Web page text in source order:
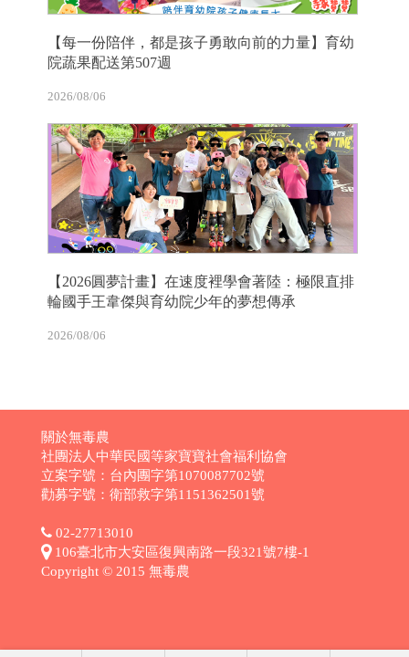
【每一份陪伴，都是孩子勇敢向前的力量】育幼
院蔬果配送第507週
2026/08/06
【2026圓夢計畫】在速度裡學會著陸：極限直排
輪國手王韋傑與育幼院少年的夢想傳承
2026/08/06
關於無毒農
社團法人中華民國等家寶寶社會福利協會
立案字號：台內團字第1070087702號
勸募字號：衛部救字第1151362501號
02-27713010
106臺北市大安區復興南路一段321號7樓-1
Copyright © 2015 無毒農